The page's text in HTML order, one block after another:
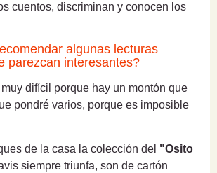
cuentos, discriminan y conocen los
algunas lecturas
parezcan interesantes?
difícil porque hay un montón que
pondré varios, porque es imposible
de la casa la colección del "Osito
siempre triunfa, son de cartón